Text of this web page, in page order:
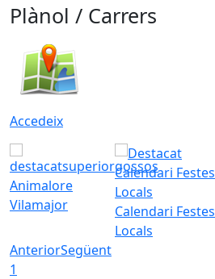
Plànol / Carrers
Accedeix
Animalore
Vilamajor
Calendari Festes
Locals
AnteriorSegüent
1